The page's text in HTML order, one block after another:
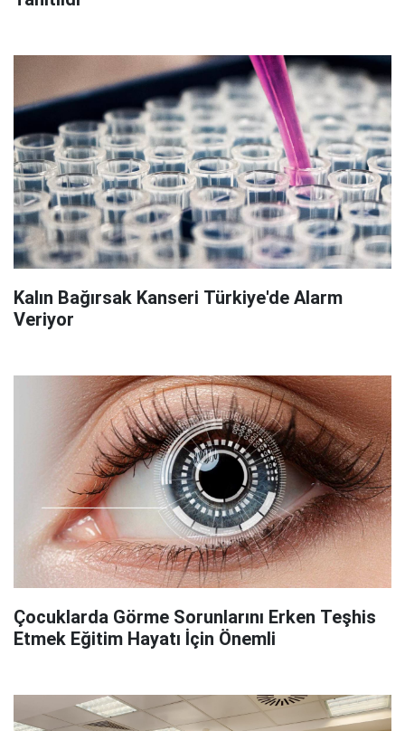
Kalın Bağırsak Kanseri Türkiye'de Alarm
Veriyor
Çocuklarda Görme Sorunlarını Erken Teşhis
Etmek Eğitim Hayatı İçin Önemli